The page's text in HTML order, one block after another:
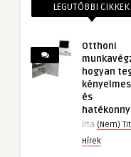
LEGUTÓBBI CIKKEK
Otthoni
hogyan
és
írta (Nem)
Hírek